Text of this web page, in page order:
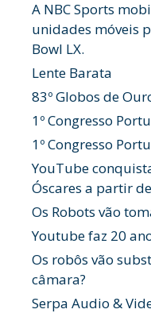
A NBC Sports
unidades móveis
Bowl LX.
Lente Barata
83º Globos de
1º Congresso
1º Congresso
YouTube
Óscares a partir
Os Robots vão
Youtube faz 20
Os robôs vão
câmara?
Serpa Audio &